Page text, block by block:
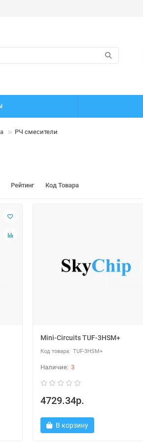
РЧ смесители
Рейтинг Код Товара
Mini-Circuits TUF-3HSM+
TUF-3HSM+
3
4729.34р.
В корзину